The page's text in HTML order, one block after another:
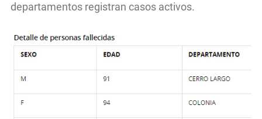
departamentos registran casos activos.